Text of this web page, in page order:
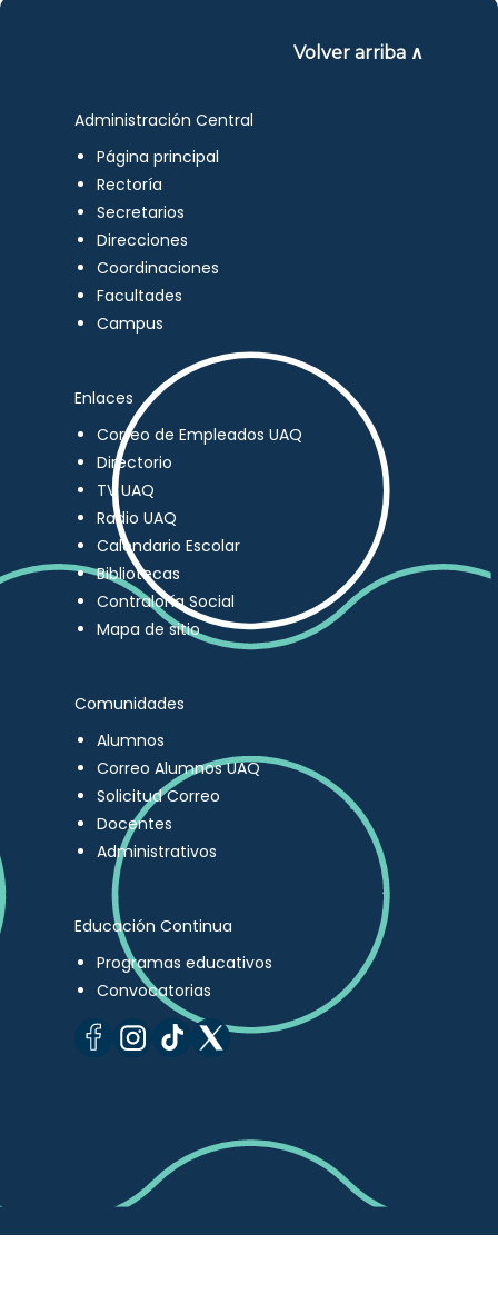
Volver arriba ∧
Administración Central
Página principal
Rectoría
Secretarios
Direcciones
Coordinaciones
Facultades
Campus
Enlaces
Correo de Empleados UAQ
Directorio
TV UAQ
Radio UAQ
Calendario Escolar
Bibliotecas
Contraloría Social
Mapa de sitio
Comunidades
Alumnos
Correo Alumnos UAQ
Solicitud Correo
Docentes
Administrativos
Educación Continua
Programas educativos
Convocatorias